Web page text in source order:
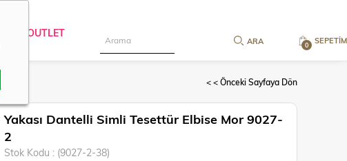
SEPETIM
0
OUTLET
< < Önceki Sayfaya Dön
Yakası Dantelli Simli Tesettür Elbise Mor 9027-
2
Stok Kodu (9027-2-38)